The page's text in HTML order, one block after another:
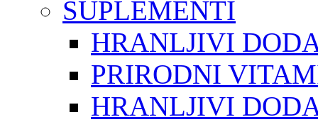
SUPLEMENTI
HRANLJIVI
PRIRODNI
HRANLJIVI